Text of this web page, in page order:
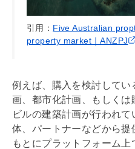
引用： Five Australian
property market｜ANZPJ
例えば、購入を検討して
画、都市化計画、もしく
ビルの建築計画が行われ
体、パートナーなどから
もとにプラットフォーム上